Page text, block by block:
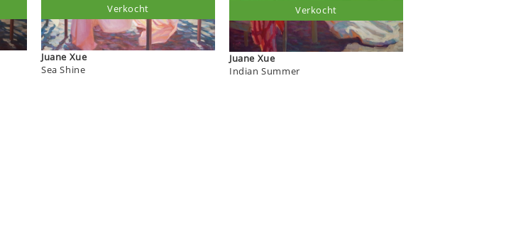
Juane Xue
Sea Shine
Verkocht
Juane Xue
Indian Summer
Verkocht